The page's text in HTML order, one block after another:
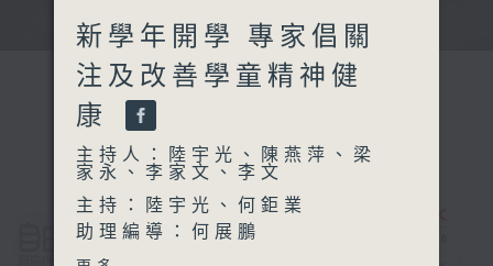
聲音更立體 意見更多元
自由風自由
新學年開學 專家倡關
注及改善學童精神健
康
主持人：陸宇光、陳燕萍、梁
家永、李家文、李文
主持：陸宇光、何鉅業
助理編導：何展鵬
高級編導：李以莊